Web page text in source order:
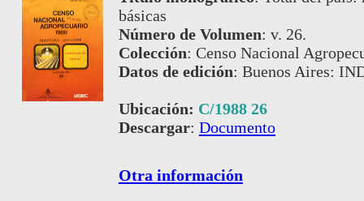
básicas
Número de Volumen: v. 26.
Colección: Censo Nacional
Datos de edición: Buenos Aires:
Ubicación: C/1988 26
Descargar: Documento
Otra información